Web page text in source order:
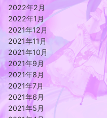
2022年2月
2022年1月
2021年12月
2021年11月
2021年10月
2021年9月
2021年8月
2021年7月
2021年6月
2021年5月